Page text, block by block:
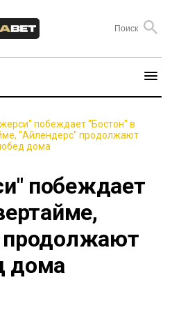
побеждает "Бостон" в
"Айлендерс" продолжают
дома
побеждает
продолжают
дома